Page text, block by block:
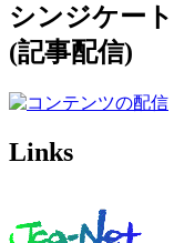
シンジケート
(記事配信)
Links